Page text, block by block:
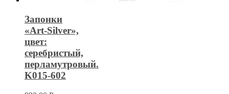
Запонки
«Art-Silver»,
цвет:
серебристый,
перламутровый.
K015-602